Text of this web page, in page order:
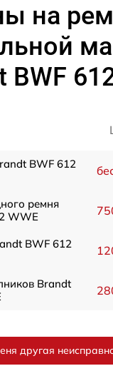
на
BWF
BWF 612
ремня
WWE
BWF 612
Brandt
другая